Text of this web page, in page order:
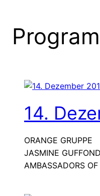
14.
ORANGE GRUPPE
JASMINE GUFFOND
AMBASSADORS